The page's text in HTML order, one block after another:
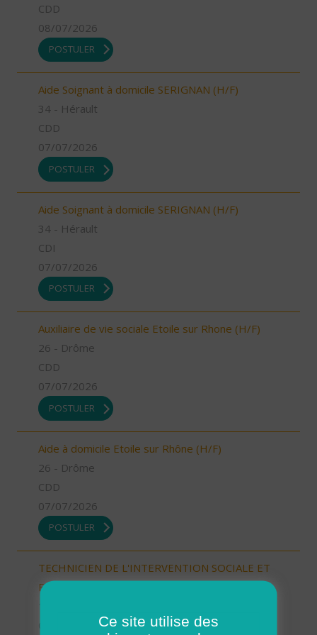
CDD
08/07/2026
POSTULER
Aide Soignant à domicile SERIGNAN (H/F)
34 - Hérault
CDD
07/07/2026
POSTULER
Aide Soignant à domicile SERIGNAN (H/F)
34 - Hérault
CDI
07/07/2026
POSTULER
Auxiliaire de vie sociale Etoile sur Rhone (H/F)
26 - Drôme
CDD
07/07/2026
POSTULER
Aide à domicile Etoile sur Rhône (H/F)
26 - Drôme
CDD
07/07/2026
POSTULER
TECHNICIEN DE L'INTERVENTION SOCIALE ET
FAMILIALE - AURILLAC (15000) (H/F)
Ce site utilise des